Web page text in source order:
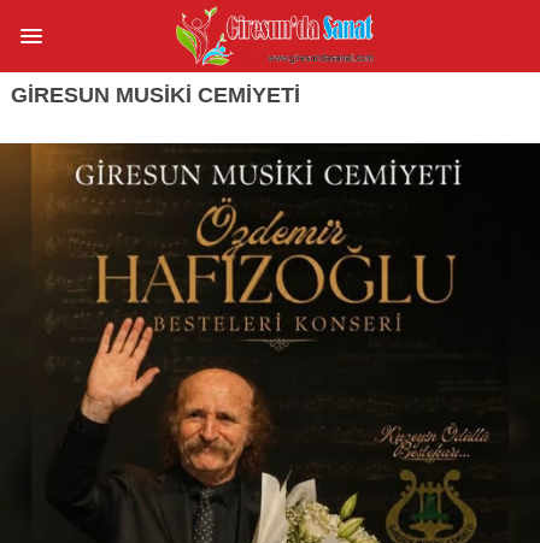
GIRESUN MUSIKI CEMIYETI